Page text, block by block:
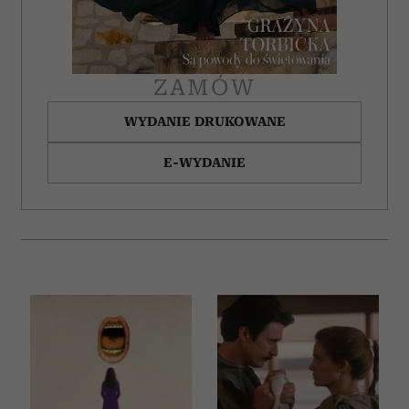
otrzymanymi od Ciebie lub uzyskanymi podczas
korzystania z ich usług.
ZAMÓW
WYDANIE DRUKOWANE
E-WYDANIE